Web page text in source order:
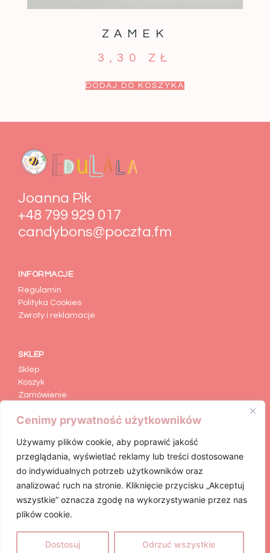
Cenimy prywatność użytkowników
Używamy plików cookie, aby poprawić jakość
przeglądania, wyświetlać reklamy lub treści dostosowane
do indywidualnych potrzeb użytkowników oraz
analizować ruch na stronie. Kliknięcie przycisku „Akceptuj
wszystkie” oznacza zgodę na wykorzystywanie przez nas
plików cookie.
Dostosuj Odrzuć wszystkie
ZAMEK
3,30 ZŁ
DODAJ DO KOSZYKA
Joanna Pik
+48 799 929 017
candybons@poczta.fm
INFORMACJE
Regulamin
Polityka Cookies
Zwroty i reklamacje
SKLEP
Sklep
Koszyk
Zamówienie
Formularz zwrotu
KATEGORIE
Animacje dla dzieci
Figurki Gipsowe
Art Craft
Basen Konfetti